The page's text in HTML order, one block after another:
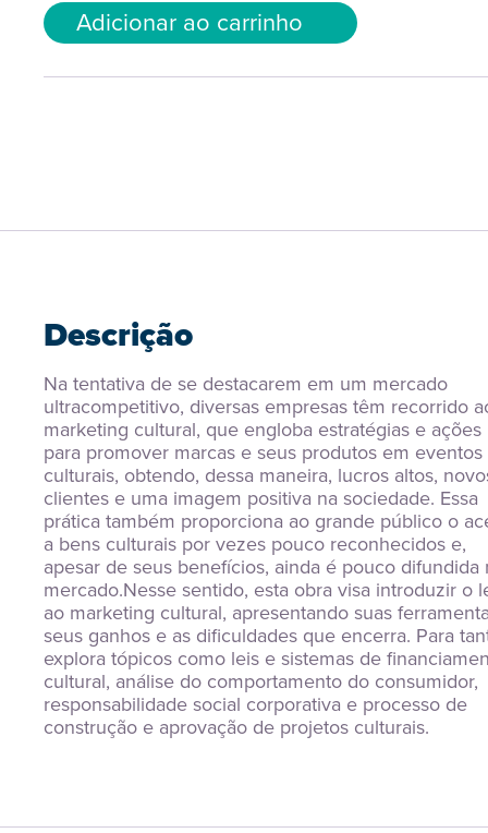
Adicionar ao carrinho
Descrição
Na tentativa de se destacarem em um mercado
ultracompetitivo, diversas empresas têm recorrido
marketing cultural, que engloba estratégias e ações
para promover marcas e seus produtos em eventos
culturais, obtendo, dessa maneira, lucros altos,
clientes e uma imagem positiva na sociedade. Essa
prática também proporciona ao grande público o
a bens culturais por vezes pouco reconhecidos e,
apesar de seus benefícios, ainda é pouco difundida
mercado.Nesse sentido, esta obra visa introduzir o
ao marketing cultural, apresentando suas
seus ganhos e as dificuldades que encerra. Para
explora tópicos como leis e sistemas de
cultural, análise do comportamento do consumidor,
responsabilidade social corporativa e processo de
construção e aprovação de projetos culturais.